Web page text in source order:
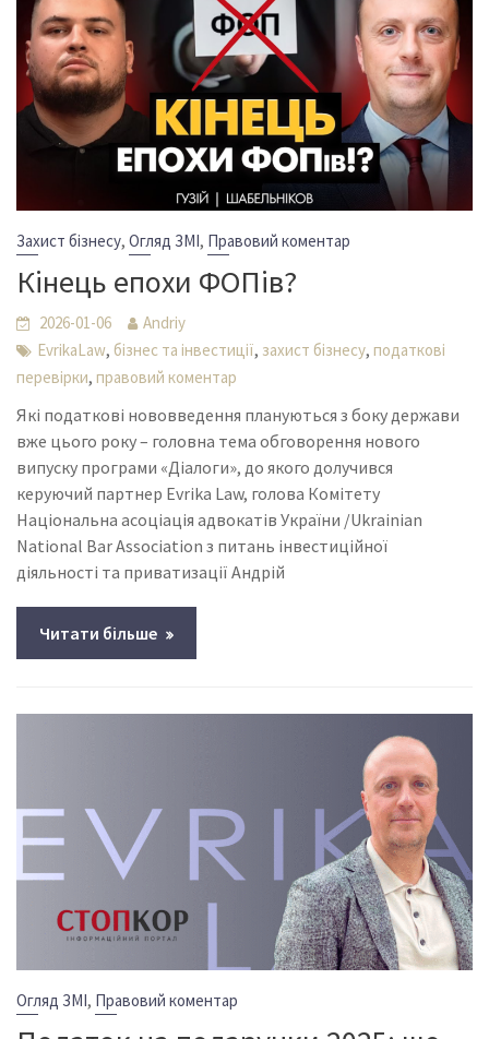
Захист бізнесу,Огляд ЗМІ, Правовий коментар
Кінець епохи ФОПів?
2026-01-06
Andriy
EvrikaLaw, бізнес та інвестиції, захист бізнесу,податкові
перевірки,правовий коментар
Які податкові нововведення плануються з боку держави
вже цього року – головна тема обговорення нового
випуску програми «Діалоги», до якого долучився
керуючий партнер Evrika Law, голова Комітету
Національна асоціація адвокатів України /Ukrainian
National Bar Association з питань інвестиційної
діяльності та приватизації Андрій
Читати більше
Огляд ЗМІ, Правовий коментар